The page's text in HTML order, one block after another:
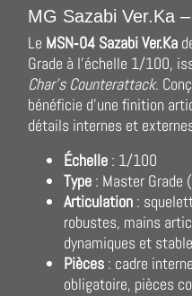
MG Sazabi Ver.Ka
Le MSN‑04 Sazabi Ver.Ka
Grade à l’échelle 1/100,
Char’s Counterattack.
bénéficie d’une finition
détails internes et
Échelle : 1/100
Type : Master Grade
Articulation :
robustes, mains
dynamiques et
Pièces : cadre
obligatoire, pièces